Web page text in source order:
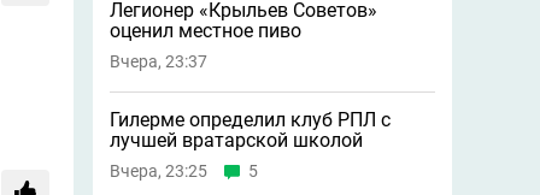
Легионер «Крыльев Советов»
оценил местное пиво
Вчера, 23:37
Гилерме определил клуб РПЛ с
лучшей вратарской школой
Вчера, 23:25 5